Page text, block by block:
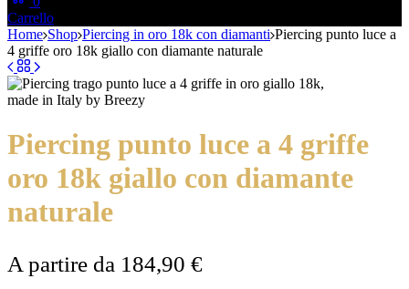
Carrello
Home Shop Piercing in oro 18k con diamanti Piercing punto luce a
4 griffe oro 18k giallo con diamante naturale
Piercing punto luce a 4 griffe
oro 18k giallo con diamante
naturale
A partire da 184,90 €